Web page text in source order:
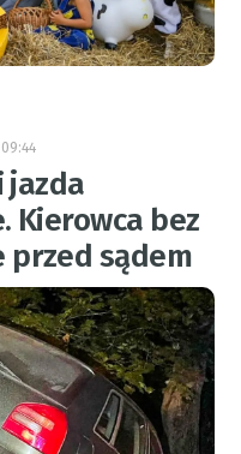
09:44
jazda
Kierowca bez
przed sądem